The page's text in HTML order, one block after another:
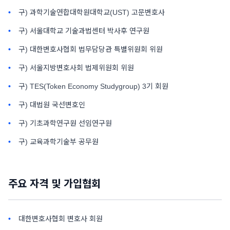
구) 과학기술연합대학원대학교(UST) 고문변호사
구) 서울대학교 기술과법센터 박사후 연구원
구) 대한변호사협회 법무담당관 특별위원회 위원
구) 서울지방변호사회 법제위원회 위원
구) TES(Token Economy Studygroup) 3기 회원
구) 대법원 국선변호인
구) 기초과학연구원 선임연구원
구) 교육과학기술부 공무원
주요 자격 및 가입협회
대한변호사협회 변호사 회원